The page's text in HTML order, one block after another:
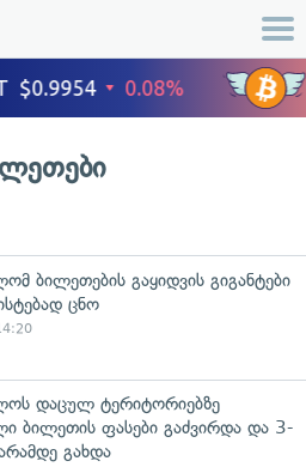
ბილეთების გაყიდვის გიგანტები
ცნო
დაცულ ტერიტორიებზე
ბილეთის ფასები გაძვირდა და 3-
გახდა